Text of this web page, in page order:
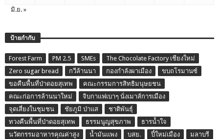
มิ.ย. »
ป้ายกำกับ
Forest Farm PM 2.5 SMEs
The Chocolate Factory เชียงใหม่
Zero sugar bread
กวีล้านนา กองกำลังผาเมือง
ขบถโรมานซ์
ขอคืนพื้นที่ป่าดอยสุเทพ
คณะกรรมการสิทธิมนุษยชน
คณะก่อการล้านนาใหม่
จิบกาแฟเบาๆ นั่งเมาส์การเมือง
จุดเสี่ยงในชุมชน
ชัยภูมิ ป่าแส
ชาติพันธุ์
ทวงคืนพื้นที่ป่าดอยสุเทพ
ธรรมนูญสุขภาพ
ธารน้ำใจ
นวัตกรรมอาหารคุณค่าสูง
น้ำมันแพง บสย. ปี๋ใหม่เมือง
มลาบรี